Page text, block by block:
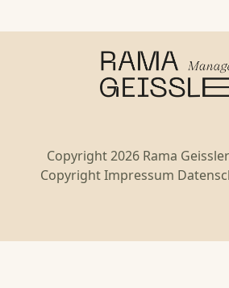
Copyright 2026 Rama
Copyright Impressum